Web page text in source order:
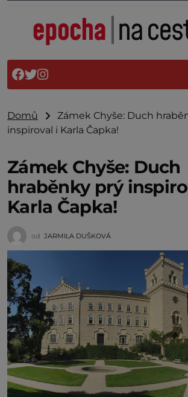
Domů
Zámek Chyše: Duch
inspiroval i Karla Čapka!
Zámek Chyše: Duch
hraběnky prý
Karla Čapka!
od JARMILA DUŠKOVÁ